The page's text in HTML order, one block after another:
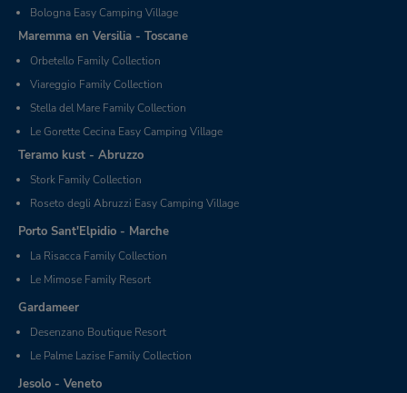
Bologna Easy Camping Village
Maremma en Versilia - Toscane
Orbetello Family Collection
Viareggio Family Collection
Stella del Mare Family Collection
Le Gorette Cecina Easy Camping Village
Teramo kust - Abruzzo
Stork Family Collection
Roseto degli Abruzzi Easy Camping Village
Porto Sant'Elpidio - Marche
La Risacca Family Collection
Le Mimose Family Resort
Gardameer
Desenzano Boutique Resort
Le Palme Lazise Family Collection
Jesolo - Veneto